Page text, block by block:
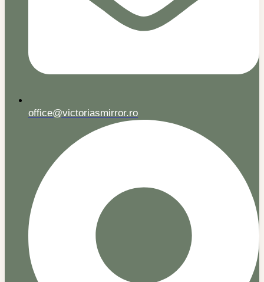
office@victoriasmirror.ro